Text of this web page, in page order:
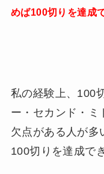
めば100切りを達成
私の経験上、100
ー・セカンド・ミ
欠点がある人が多
100切りを達成で